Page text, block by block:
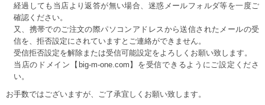
経過しても当店より返答が無い場合、迷惑メールフォルダ等を一度ご
確認ください。
又、携帯でのご注文の際パソコンアドレスから送信されたメールの受
信を、拒否設定にされていますとご連絡ができません。
受信拒否設定を解除または受信可能設定をよろしくお願い致します。
当店のドメイン【big-m-one.com】を受信できるようにご設定くださ
い。
お手数ではございますが、ご了承宜しくお願い致します。